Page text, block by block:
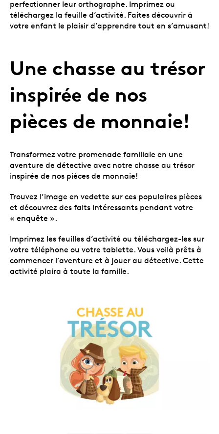
perfectionner leur orthographe. Imprimez ou
téléchargez la feuille d’activité. Faites découvrir à
votre enfant le plaisir d’apprendre tout en s’amusant!
Une chasse au trésor
inspirée de nos
pièces de monnaie!
Transformez votre promenade familiale en une
aventure de détective avec notre chasse au trésor
inspirée de nos pièces de monnaie!
Trouvez l’image en vedette sur ces populaires pièces
et découvrez des faits intéressants pendant votre
« enquête ».
Imprimez les feuilles d’activité ou téléchargez-les sur
votre téléphone ou votre tablette. Vous voilà prêts à
commencer l’aventure et à jouer au détective. Cette
activité plaira à toute la famille.